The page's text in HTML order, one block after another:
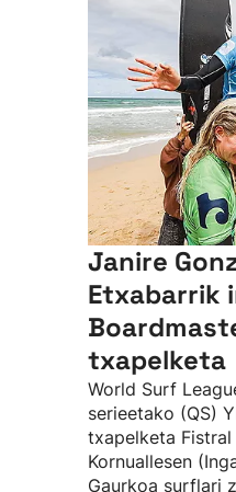
Janire
Etxabarrik
txapelketa
World Surf
serieetako (QS)
txapelketa Fistral
Kornuallesen
Gaurkoa surflari